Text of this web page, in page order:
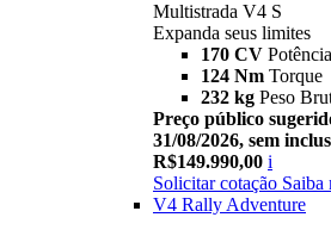
Multistrada V4 S
Expanda seus limites
170 CV Potência
124 Nm Torque
232 kg Peso
Preço público
31/08/2026, sem
R$149.990,00 i
Solicitar cotação Saiba
V4 Rally Adventure